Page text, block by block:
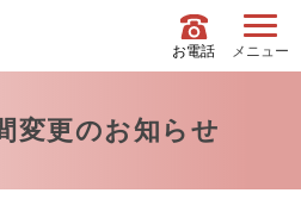
お電話 メニュー
変更のお知らせ